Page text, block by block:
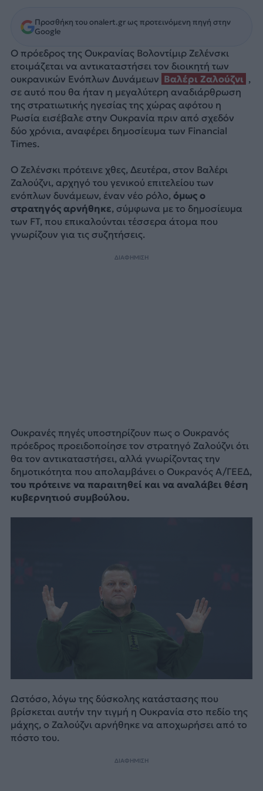
Προσθήκη του onalert.gr ως προτεινόμενη πηγή στην
Google
Ο πρόεδρος της Ουκρανίας Βολοντίμιρ Ζελένσκι
ετοιμάζεται να αντικαταστήσει τον διοικητή των
ουκρανικών Ενόπλων Δυνάμεων Βαλέρι Ζαλούζνι ,
σε αυτό που θα ήταν η μεγαλύτερη αναδιάρθρωση
της στρατιωτικής ηγεσίας της χώρας αφότου η
Ρωσία εισέβαλε στην Ουκρανία πριν από σχεδόν
δύο χρόνια, αναφέρει δημοσίευμα των Financial
Times.
Ο Ζελένσκι πρότεινε χθες, Δευτέρα, στον Βαλέρι
Ζαλούζνι, αρχηγό του γενικού επιτελείου των
ενόπλων δυνάμεων, έναν νέο ρόλο, όμως ο
στρατηγός αρνήθηκε, σύμφωνα με το δημοσίευμα
των FT, που επικαλούνται τέσσερα άτομα που
γνωρίζουν για τις συζητήσεις.
ΔΙΑΦΗΜΙΣΗ
Ουκρανές πηγές υποστηρίζουν πως ο Ουκρανός
πρόεδρος προειδοποίησε τον στρατηγό Ζαλούζνι ότι
θα τον αντικαταστήσει, αλλά γνωρίζοντας την
δημοτικότητα που απολαμβάνει ο Ουκρανός Α/ΓΕΕΔ,
του πρότεινε να παραιτηθεί και να αναλάβει θέση
κυβερνητιού συμβούλου.
Ωστόσο, λόγω της δύσκολης κατάστασης που
βρίσκεται αυτήν την τιγμή η Ουκρανία στο πεδίο της
μάχης, ο Ζαλούζνι αρνήθηκε να αποχωρήσει από το
πόστο του.
ΔΙΑΦΗΜΙΣΗ